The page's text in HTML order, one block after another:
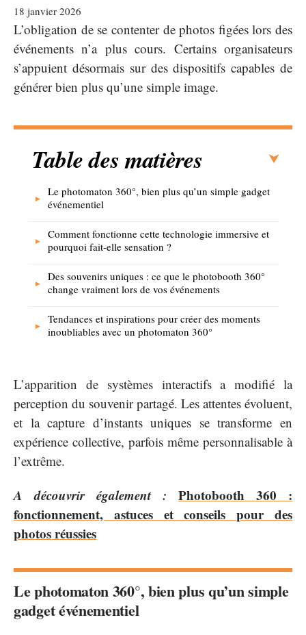
18 janvier 2026
L’obligation de se contenter de photos figées lors des
événements n’a plus cours. Certains organisateurs
s’appuient désormais sur des dispositifs capables de
générer bien plus qu’une simple image.
Table des matières
Le photomaton 360°, bien plus qu’un simple gadget
événementiel
Comment fonctionne cette technologie immersive et
pourquoi fait-elle sensation ?
Des souvenirs uniques : ce que le photobooth 360°
change vraiment lors de vos événements
Tendances et inspirations pour créer des moments
inoubliables avec un photomaton 360°
L’apparition de systèmes interactifs a modifié la
perception du souvenir partagé. Les attentes évoluent,
et la capture d’instants uniques se transforme en
expérience collective, parfois même personnalisable à
l’extrême.
A découvrir également :
Photobooth 360 :
fonctionnement, astuces et conseils pour des
photos réussies
Le photomaton 360°, bien plus qu’un simple
gadget événementiel